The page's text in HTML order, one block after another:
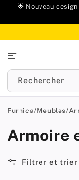
🌟 Nouveau
Rechercher
Furnica/Meubles/
Armoire
Filtrer et trier